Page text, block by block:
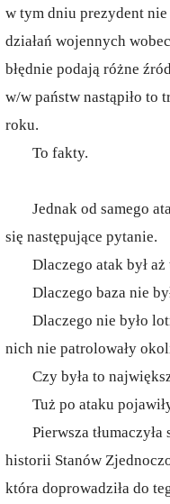
w tym dniu prezydent nie
działań wojennych
błędnie podają różne
w/w państw nastąpiło to
roku.
To fakty.
Jednak od samego
się następujące pytanie.
Dlaczego atak był
Dlaczego baza nie
Dlaczego nie było
nich nie patrolowały
Czy była to
Tuż po ataku
Pierwsza
historii Stanów
która doprowadziła do